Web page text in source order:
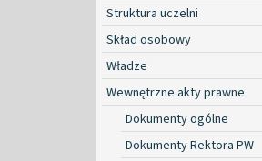
Struktura uczelni
Skład osobowy
Władze
Wewnętrzne akty prawne
Dokumenty ogólne
Dokumenty Rektora PW